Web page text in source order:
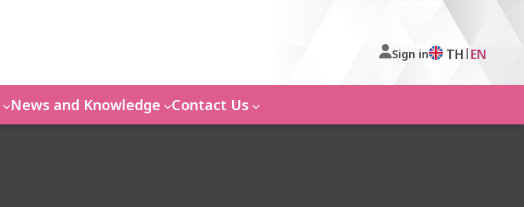
Sign in TH | EN
News and Knowledge Contact Us